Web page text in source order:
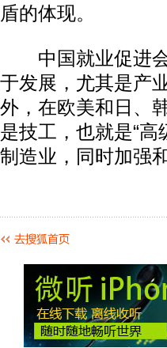
盾的体现。
中国就业促进会
于发展，尤其是产
外，在欧美和日、
是技工，也就是“
制造业，同时加强